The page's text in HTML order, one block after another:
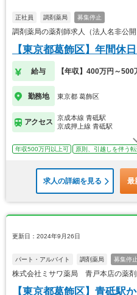
正社員 調剤薬局 募集停止
調剤薬局の薬剤師求人（法人名非公
【東京都葛飾区】年間休日
給与 【年収】400万円～500
勤務地 東京都 葛飾区
アクセス
京成本線 青砥駅
京成押上線 青砥駅
年収500万円以上可 原則、引越しを伴う
求人の詳細を見る 最
更新日：2024年9月26日
パート・アルバイト 調剤薬局 募集停止
株式会社ミサワ薬局 青戸本店の薬剤
【東京都葛飾区】青砥駅